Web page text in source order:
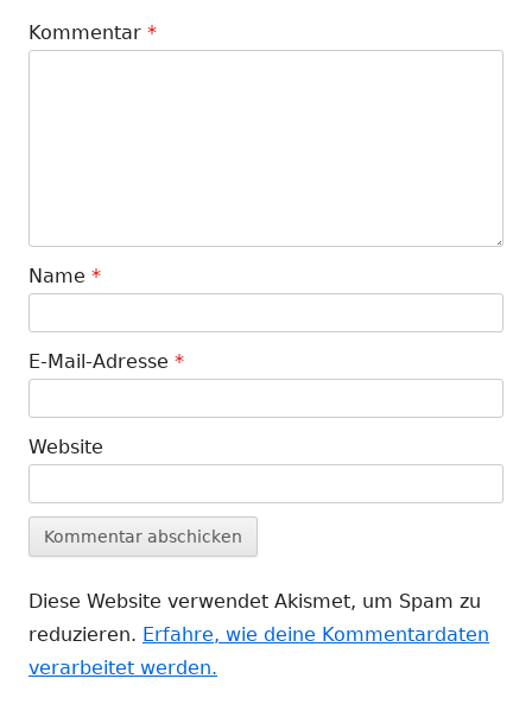
Kommentar *
Name *
E-Mail-Adresse *
Website
Diese Website verwendet Akismet, um Spam zu
reduzieren. Erfahre, wie deine Kommentardaten
verarbeitet werden.